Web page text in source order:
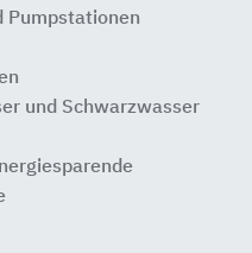
Pumpstationen
und Schwarzwasser